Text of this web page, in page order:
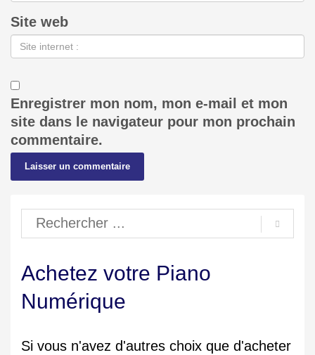
Site web
Enregistrer mon nom, mon e-mail et mon
site dans le navigateur pour mon prochain
commentaire.
Achetez votre Piano
Numérique
Si vous n'avez d'autres choix que d'acheter